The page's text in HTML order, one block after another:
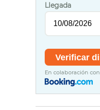
Llegada
En colaboración con